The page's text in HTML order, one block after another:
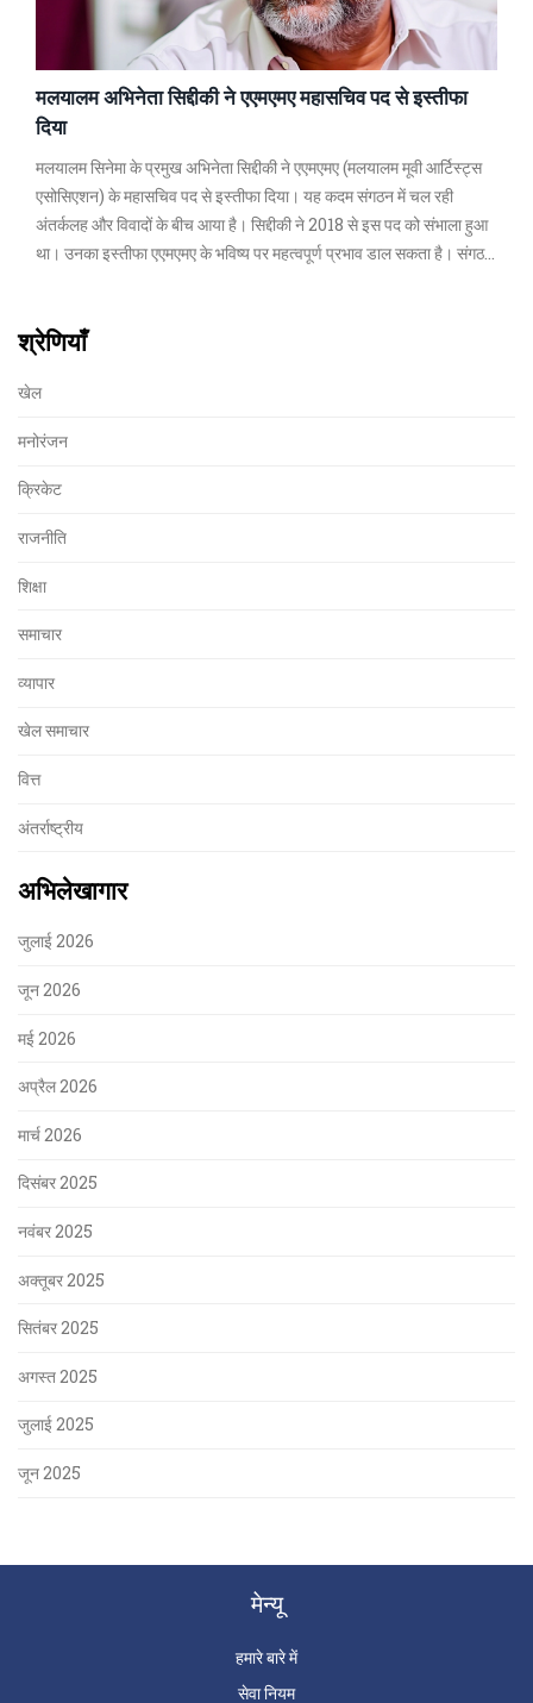
मलयालम अभिनेता सिद्दीकी ने एएमएमए महासचिव पद से इस्तीफा
दिया
मलयालम सिनेमा के प्रमुख अभिनेता सिद्दीकी ने एएमएमए (मलयालम मूवी आर्टिस्ट्स
एसोसिएशन) के महासचिव पद से इस्तीफा दिया। यह कदम संगठन में चल रही
अंतर्कलह और विवादों के बीच आया है। सिद्दीकी ने 2018 से इस पद को संभाला हुआ
था। उनका इस्तीफा एएमएमए के भविष्य पर महत्वपूर्ण प्रभाव डाल सकता है। संगठन
श्रेणियाँ
खेल
मनोरंजन
क्रिकेट
राजनीति
शिक्षा
समाचार
व्यापार
खेल समाचार
वित्त
अंतर्राष्ट्रीय
अभिलेखागार
जुलाई 2026
जून 2026
मई 2026
अप्रैल 2026
मार्च 2026
दिसंबर 2025
नवंबर 2025
अक्तूबर 2025
सितंबर 2025
अगस्त 2025
जुलाई 2025
जून 2025
मेन्यू
हमारे बारे में
सेवा नियम